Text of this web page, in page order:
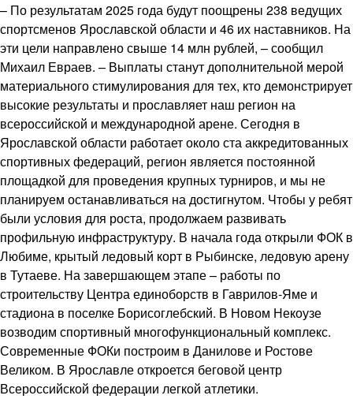
– По результатам 2025 года будут поощрены 238 ведущих
спортсменов Ярославской области и 46 их наставников. На
эти цели направлено свыше 14 млн рублей, – сообщил
Михаил Евраев. – Выплаты станут дополнительной мерой
материального стимулирования для тех, кто демонстрирует
высокие результаты и прославляет наш регион на
всероссийской и международной арене. Сегодня в
Ярославской области работает около ста аккредитованных
спортивных федераций, регион является постоянной
площадкой для проведения крупных турниров, и мы не
планируем останавливаться на достигнутом. Чтобы у ребят
были условия для роста, продолжаем развивать
профильную инфраструктуру. В начала года открыли ФОК в
Любиме, крытый ледовый корт в Рыбинске, ледовую арену
в Тутаеве. На завершающем этапе – работы по
строительству Центра единоборств в Гаврилов-Яме и
стадиона в поселке Борисоглебский. В Новом Некоузе
возводим спортивный многофункциональный комплекс.
Современные ФОКи построим в Данилове и Ростове
Великом. В Ярославле откроется беговой центр
Всероссийской федерации легкой атлетики.